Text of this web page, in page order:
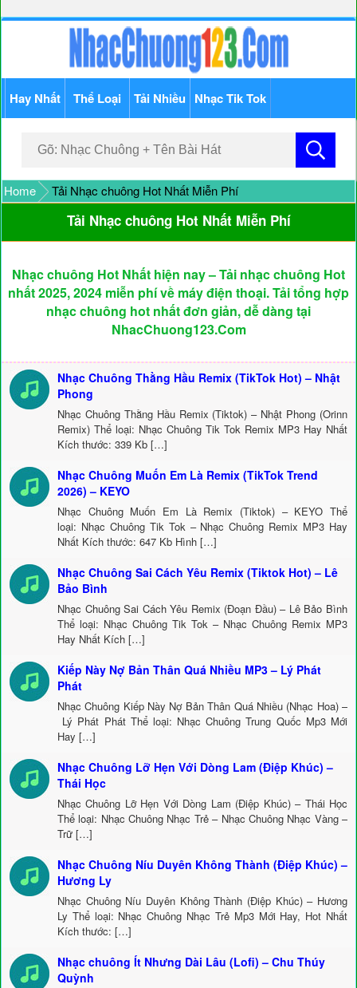
Hay Nhất Thể Loại Tải Nhiều Nhạc Tik Tok
Home Tải Nhạc chuông Hot Nhất Miễn Phí
Tải Nhạc chuông Hot Nhất Miễn Phí
Nhạc chuông Hot Nhất hiện nay – Tải nhạc chuông Hot
nhất 2025, 2024 miễn phí về máy điện thoại. Tải tổng hợp
nhạc chuông hot nhất đơn giản, dễ dàng tại
NhacChuong123.Com
Nhạc Chuông Thằng Hầu Remix (TikTok Hot) – Nhật
Phong
Nhạc Chuông Thằng Hầu Remix (Tiktok) – Nhật Phong (Orinn
Remix) Thể loại: Nhạc Chuông Tik Tok Remix MP3 Hay Nhất
Kích thước: 339 Kb […]
Nhạc Chuông Muốn Em Là Remix (TikTok Trend
2026) – KEYO
Nhạc Chuông Muốn Em Là Remix (Tiktok) – KEYO Thể
loại: Nhạc Chuông Tik Tok – Nhạc Chuông Remix MP3 Hay
Nhất Kích thước: 647 Kb Hình […]
Nhạc Chuông Sai Cách Yêu Remix (Tiktok Hot) – Lê
Bảo Bình
Nhạc Chuông Sai Cách Yêu Remix (Đoạn Đầu) – Lê Bảo Bình
Thể loại: Nhạc Chuông Tik Tok – Nhạc Chuông Remix MP3
Hay Nhất Kích […]
Kiếp Này Nợ Bản Thân Quá Nhiều MP3 – Lý Phát
Phát
Nhạc Chuông Kiếp Này Nợ Bản Thân Quá Nhiều (Nhạc Hoa) –
Lý Phát Phát Thể loại: Nhạc Chuông Trung Quốc Mp3 Mới
Hay […]
Nhạc Chuông Lỡ Hẹn Với Dòng Lam (Điệp Khúc) –
Thái Học
Nhạc Chuông Lỡ Hẹn Với Dòng Lam (Điệp Khúc) – Thái Học
Thể loại: Nhạc Chuông Nhạc Trẻ – Nhạc Chuông Nhạc Vàng –
Trữ […]
Nhạc Chuông Níu Duyên Không Thành (Điệp Khúc) –
Hương Ly
Nhạc Chuông Níu Duyên Không Thành (Điệp Khúc) – Hương
Ly Thể loại: Nhạc Chuông Nhạc Trẻ Mp3 Mới Hay, Hot Nhất
Kích thước: […]
Nhạc chuông Ít Nhưng Dài Lâu (Lofi) – Chu Thúy
Quỳnh